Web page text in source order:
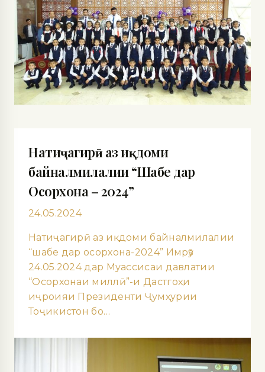
Натиҷагирӣ аз иқдоми
байналмилалии “Шабе дар
Осорхона – 2024”
24.05.2024
Натиҷагирӣ аз иқдоми байналмилалии
“шабе дар осорхона-2024” Имрӯз
24.05.2024 дар Муассисаи давлатии
“Осорхонаи миллӣ”-и Дастгоҳи
иҷроияи Президенти Ҷумҳурии
Тоҷикистон бо…